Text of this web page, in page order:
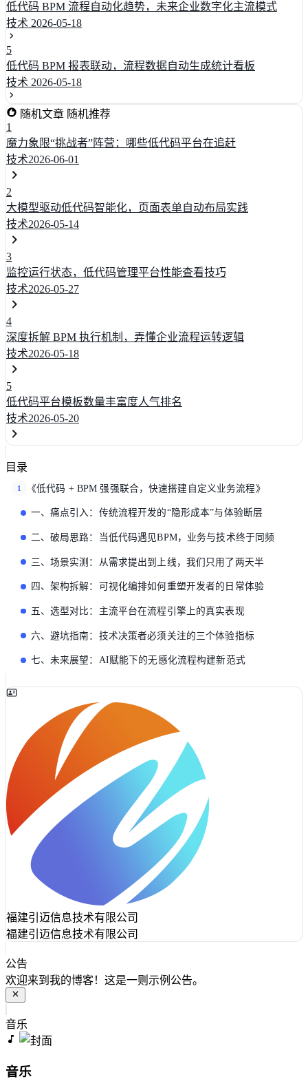
低代码 BPM 流程自动化趋势，未来企业数字化主流模式
技术 2026-05-18
5
低代码 BPM 报表联动，流程数据自动生成统计看板
技术 2026-05-18
随机文章 随机推荐
1
魔力象限“挑战者”阵营：哪些低代码平台在追赶
技术2026-06-01
2
大模型驱动低代码智能化，页面表单自动布局实践
技术2026-05-14
3
监控运行状态，低代码管理平台性能查看技巧
技术2026-05-27
4
深度拆解 BPM 执行机制，弄懂企业流程运转逻辑
技术2026-05-18
5
低代码平台模板数量丰富度人气排名
技术2026-05-20
目录
1 《低代码 + BPM 强强联合，快速搭建自定义业务流程》
一、痛点引入：传统流程开发的“隐形成本”与体验断层
二、破局思路：当低代码遇见BPM，业务与技术终于同频
三、场景实测：从需求提出到上线，我们只用了两天半
四、架构拆解：可视化编排如何重塑开发者的日常体验
五、选型对比：主流平台在流程引擎上的真实表现
六、避坑指南：技术决策者必须关注的三个体验指标
七、未来展望：AI赋能下的无感化流程构建新范式
福建引迈信息技术有限公司
福建引迈信息技术有限公司
公告
欢迎来到我的博客！这是一则示例公告。
音乐
音乐